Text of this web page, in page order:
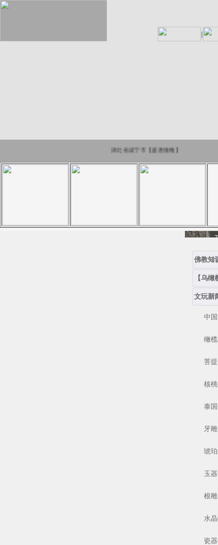
湖北省咸宁市【盛唐微雕】
佛教知
【乌
文玩新
中国
橄榄
菩提
核桃
泰国
牙雕
琥珀
玉器
根雕
水晶
瓷器